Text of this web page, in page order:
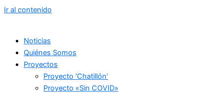
Ir al contenido
Noticias
Quiénes Somos
Proyectos
Proyecto ‘Chatillón’
Proyecto «Sin COVID»